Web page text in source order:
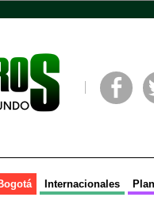
Internacionales